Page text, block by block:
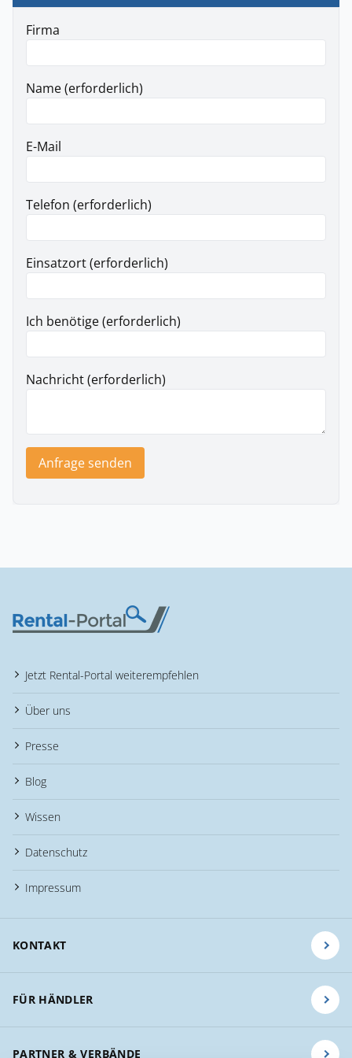
Firma
Name (erforderlich)
E-Mail
Telefon (erforderlich)
Einsatzort (erforderlich)
Ich benötige (erforderlich)
Nachricht (erforderlich)
Anfrage senden
Jetzt Rental-Portal weiterempfehlen
Über uns
Presse
Blog
Wissen
Datenschutz
Impressum
KONTAKT
FÜR HÄNDLER
PARTNER & VERBÄNDE